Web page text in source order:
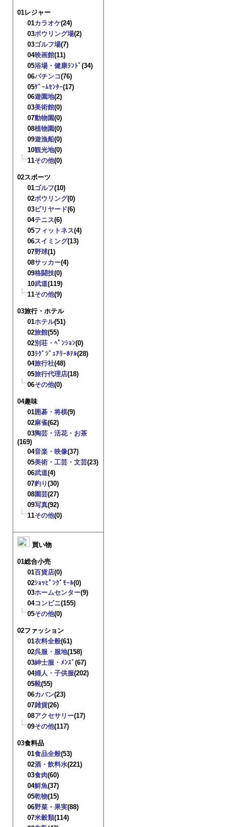
01レジャー
01カラオケ(24)
03ボウリング場(2)
03ゴルフ場(7)
04映画館(11)
05浴場・健康ﾗﾝﾄﾞ(34)
06パチンコ(76)
05ｹﾞｰﾑｾﾝﾀｰ(17)
06遊園地(2)
03美術館(0)
07動物園(0)
08植物園(0)
09遊漁船(0)
10観光地(0)
11その他(0)
02スポーツ
01ゴルフ(10)
02ボウリング(0)
03ビリヤード(6)
04テニス(6)
05フィットネス(4)
06スイミング(13)
07野球(1)
08サッカー(4)
09格闘技(0)
10武道(119)
11その他(9)
03旅行・ホテル
01ホテル(51)
02旅館(55)
02別荘・ﾍﾟﾝｼｮﾝ(0)
03ﾗｸﾞｼﾞｭｱﾘｰﾎﾃﾙ(28)
04旅行社(48)
05旅行代理店(18)
06その他(0)
04趣味
01囲碁・将棋(9)
02麻雀(62)
03陶芸・活花・お茶
(169)
04音楽・映像(37)
05美術・工芸・文芸(23)
06武道(4)
07釣り(30)
08園芸(27)
09写真(92)
11その他(0)
買い物
01総合小売
01百貨店(0)
02ｼｮｯﾋﾟﾝｸﾞﾓｰﾙ(0)
03ホームセンター(9)
04コンビニ(155)
05その他(0)
02ファッション
01衣料全般(61)
02呉服・服地(158)
03紳士服・ﾒﾝｽﾞ(67)
04婦人・子供服(202)
05靴(55)
06カバン(23)
07雑貨(26)
08アクセサリー(17)
09その他(117)
03食料品
01食品全般(53)
02酒・飲料水(221)
03食肉(60)
04鮮魚(37)
05乾物(15)
06野菜・果実(88)
07米穀類(114)